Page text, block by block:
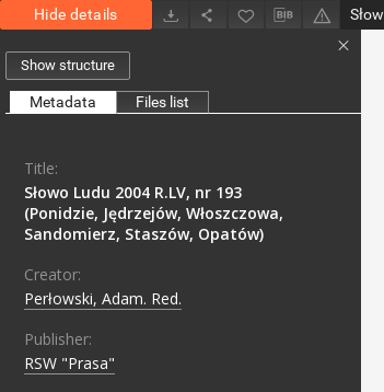
Hide details
Show structure
Metadata Files list
Title:
Słowo Ludu 2004 R.LV, nr 193
(Ponidzie, Jędrzejów, Włoszczowa,
Sandomierz, Staszów, Opatów)
Creator:
Perłowski, Adam. Red.
Publisher:
RSW "Prasa"